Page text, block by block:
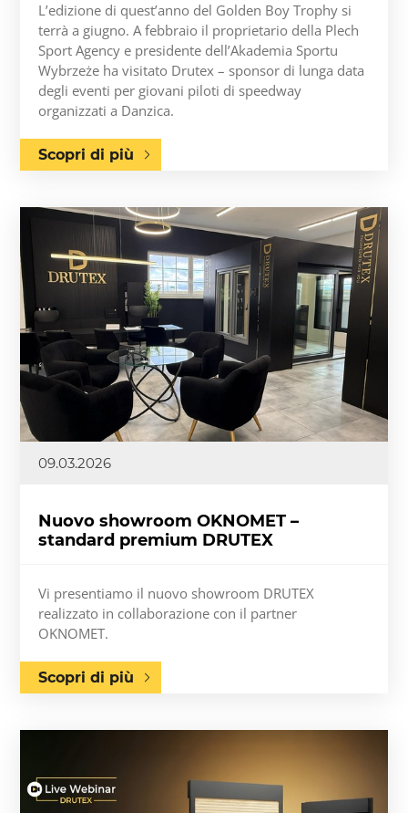
L’edizione di quest’anno del Golden Boy Trophy si
terrà a giugno. A febbraio il proprietario della Plech
Sport Agency e presidente dell’Akademia Sportu
Wybrzeże ha visitato Drutex – sponsor di lunga data
degli eventi per giovani piloti di speedway
organizzati a Danzica.
Scopri di più
09.03.2026
Nuovo showroom OKNOMET –
standard premium DRUTEX
Vi presentiamo il nuovo showroom DRUTEX
realizzato in collaborazione con il partner
OKNOMET.
Scopri di più